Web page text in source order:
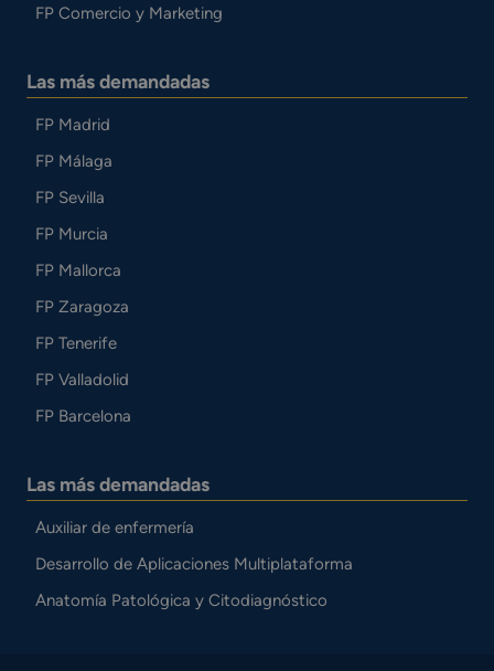
FP Comercio y Marketing
Las más demandadas
FP Madrid
FP Málaga
FP Sevilla
FP Murcia
FP Mallorca
FP Zaragoza
FP Tenerife
FP Valladolid
FP Barcelona
Las más demandadas
Auxiliar de enfermería
Desarrollo de Aplicaciones Multiplataforma
Anatomía Patológica y Citodiagnóstico